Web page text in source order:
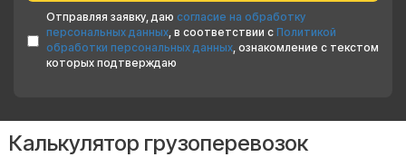
Отправляя заявку, даю согласие на обработку
персональных данных, в соответствии с Политикой
обработки персональных данных, ознакомление с текстом
которых подтверждаю
Калькулятор грузоперевозок